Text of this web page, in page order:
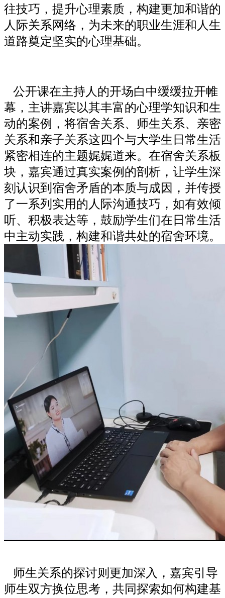
往技巧，提升心理素质，构建更加和谐的
人际关系网络，为未来的职业生涯和人生
道路奠定坚实的心理基础。
公开课在主持人的开场白中缓缓拉开帷
幕，主讲嘉宾以其丰富的心理学知识和生
动的案例，将宿舍关系、师生关系、亲密
关系和亲子关系这四个与大学生日常生活
紧密相连的主题娓娓道来。在宿舍关系板
块，嘉宾通过真实案例的剖析，让学生深
刻认识到宿舍矛盾的本质与成因，并传授
了一系列实用的人际沟通技巧，如有效倾
听、积极表达等，鼓励学生们在日常生活
中主动实践，构建和谐共处的宿舍环境。
师生关系的探讨则更加深入，嘉宾引导
师生双方换位思考，共同探索如何构建基